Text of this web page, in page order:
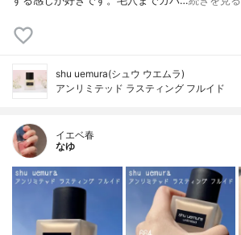
shu uemura(シュウ ウエムラ)
アンリミテッド ラスティング フルイド
イエベ春
なゆ